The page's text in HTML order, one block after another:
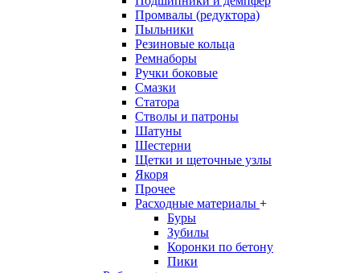
Промвалы (редуктора)
Пыльники
Резиновые кольца
Ремнаборы
Ручки боковые
Смазки
Статора
Стволы и патроны
Шатуны
Шестерни
Щетки и щеточные узлы
Якоря
Прочее
Расходные материалы +
Буры
Зубилы
Коронки по бетону
Пики